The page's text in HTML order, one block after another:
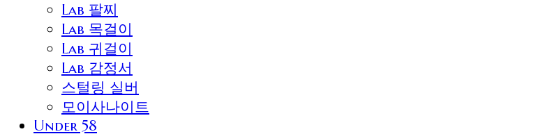
Lab 팔찌
Lab 목걸이
Lab 귀걸이
Lab 감정서
스털링 실버
모이사나이트
Under 58